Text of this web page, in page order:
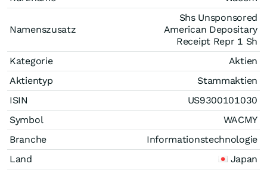
Namenszusatz
Shs Unsponsored
American Depositary
Receipt Repr 1 Sh
Kategorie
Aktien
Aktientyp
Stammaktien
ISIN
US9300101030
Symbol
WACMY
Branche
Informationstechnologie
Land
Japan